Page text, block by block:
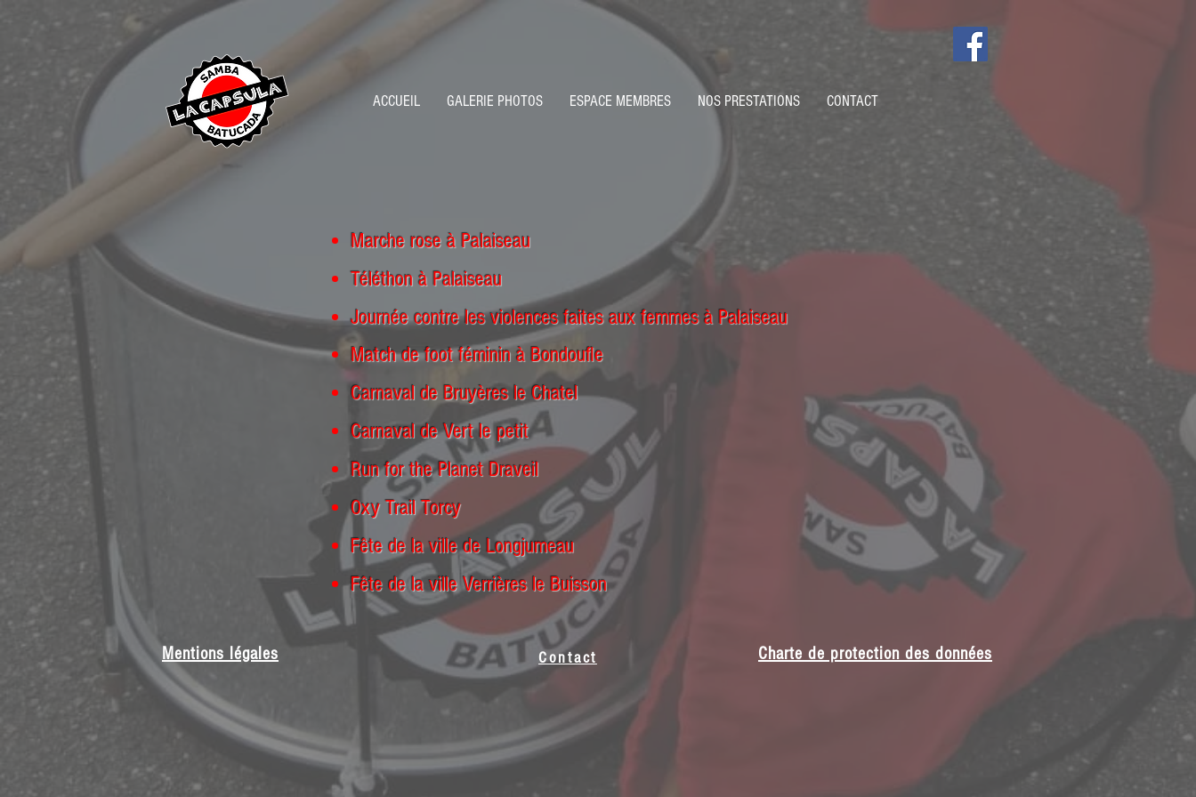
ACCUEIL GALERIE PHOTOS ESPACE MEMBRES NOS PRESTATIONS CONTACT
Marche rose à Palaiseau
Téléthon à Palaiseau
Journée contre les violences faites aux femmes à Palaiseau
Match de foot féminin à Bondoufle
Carnaval de Bruyères le Chatel
Carnaval de Vert le petit
Run for the Planet Draveil
Oxy Trail Torcy
Fête de la ville de Longjumeau
Fête de la ville Verrières le Buisson
Mentions légales Contact Charte de protection des données